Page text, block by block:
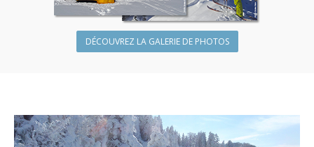
DÉCOUVREZ LA GALERIE DE PHOTOS